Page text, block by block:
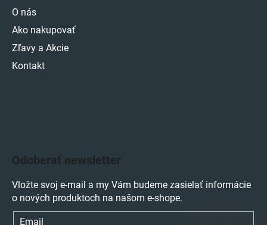
O nás
Ako nakupovať
Zľavy a Akcie
Kontakt
Odoberať newsletter
Vložte svoj e-mail a my Vám budeme zasielať informácie
o nových produktoch na našom e-shope.
Email